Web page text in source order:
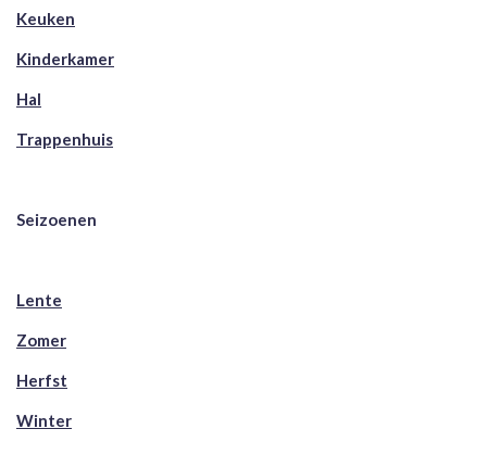
Keuken
Kinderkamer
Hal
Trappenhuis
Seizoenen
Lente
Zomer
Herfst
Winter